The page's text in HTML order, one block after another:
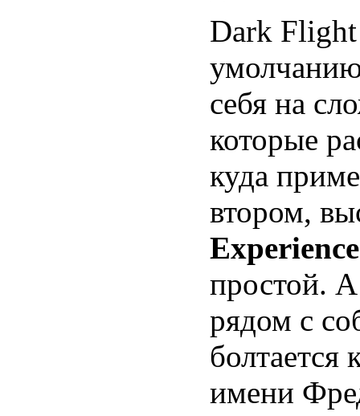
Dark
себя на
которые
куда
втором,
простой. А
рядом с
болтается
имени